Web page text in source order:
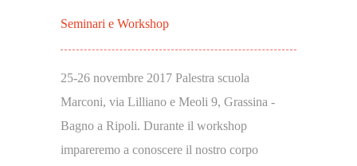
Seminari e Workshop
25-26 novembre 2017 Palestra scuola
Marconi, via Lilliano e Meoli 9, Grassina -
Bagno a Ripoli. Durante il workshop
impareremo a conoscere il nostro corpo